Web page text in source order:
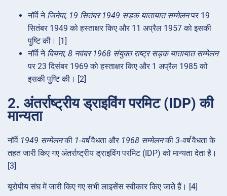
नॉर्वे ने जिनेवा, 19 सितंबर 1949 सड़क यातायात सम्मेलनपर 19
सितंबर 1949 को हस्ताक्षर किए और 11 अप्रैल 1957 को इसकी
पुष्टि की। [1]
नॉर्वे ने वियना, 8 नवंबर 1968 संयुक्त राष्ट्र सड़क यातायात सम्मेलन
पर 23 दिसंबर 1969 को हस्ताक्षर किए और 1 अप्रैल 1985 को
इसकी पुष्टि की। [2]
2. अंतर्राष्ट्रीय ड्राइविंग परमिट (IDP) की
मान्यता
नॉर्वे 1949 सम्मेलनकी 1-वर्षवैधता और 1968 सम्मेलनकी 3-वर्षवैधता के
तहत जारी किए गए अंतर्राष्ट्रीय ड्राइविंग परमिट (IDP) को मान्यता देता है।
[3]
यूरोपीय संघ में जारी किए गए सभी लाइसेंस स्वीकार किए जाते हैं। [4]